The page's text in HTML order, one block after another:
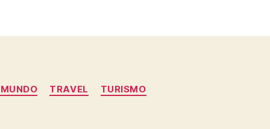
TRAVEL
TURISMO